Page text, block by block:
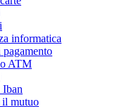
informatica
pagamento
ATM
il mutuo